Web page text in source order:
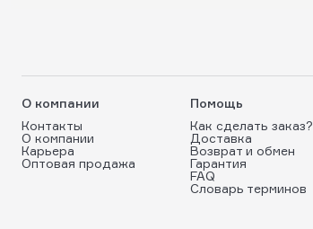
О компании
Контакты
О компании
Карьера
Оптовая продажа
Помощь
Как сделать заказ?
Доставка
Возврат и обмен
Гарантия
FAQ
Словарь терминов